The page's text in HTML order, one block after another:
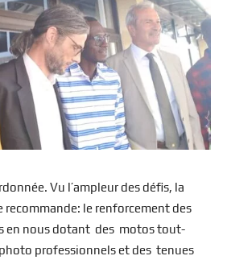
Vu l’ampleur des défis, la
le renforcement des
en nous dotant des motos tout-
professionnels et des tenues